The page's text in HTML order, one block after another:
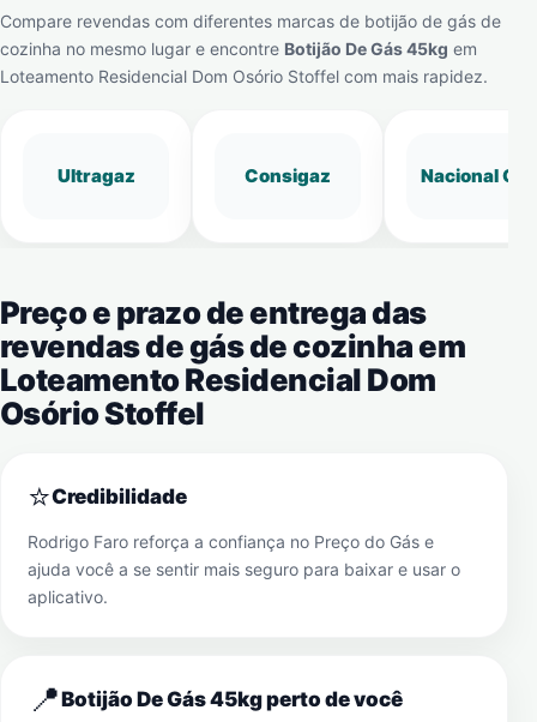
Compare revendas com diferentes marcas de botijão de gás de
cozinha no mesmo lugar e encontre Botijão De Gás 45kg em
Loteamento Residencial Dom Osório Stoffel com mais rapidez.
Ultragaz Consigaz Nacional Gás
Preço e prazo de entrega das
revendas de gás de cozinha em
Loteamento Residencial Dom
Osório Stoffel
⭐Credibilidade
Rodrigo Faro reforça a confiança no Preço do Gás e
ajuda você a se sentir mais seguro para baixar e usar o
aplicativo.
📍Botijão De Gás 45kg perto de você